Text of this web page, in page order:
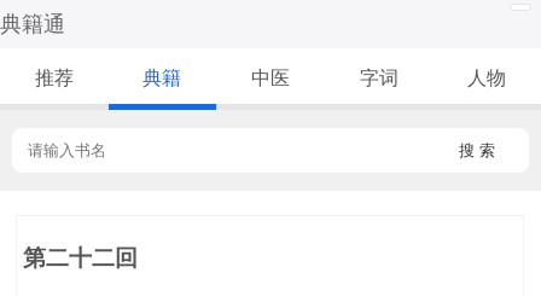
典籍通
推荐 典籍 中医 字词 人物
搜 索
第二十二回